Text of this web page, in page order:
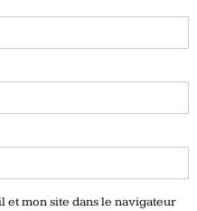
et mon site dans le navigateur